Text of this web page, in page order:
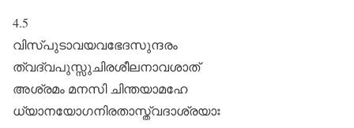
4.5
വിസ്പുടാവയവഭേദസുന്ദരം
ത്വദ്വപുസ്സുചിരശീലനാവശാത്‌
അശ്രമം മനസി ചിന്തയാമഹേ
ധ്യാനയോഗനിരതാസ്ത്വദാശ്രയാഃ